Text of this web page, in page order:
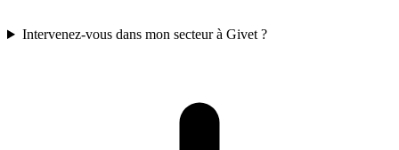
Intervenez-vous dans mon secteur à Givet ?